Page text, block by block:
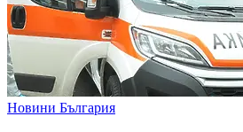
Новини България